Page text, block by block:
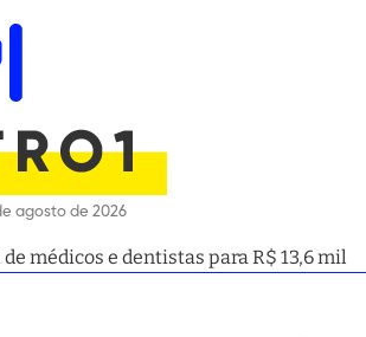
agosto de 2026
médicos e dentistas para R$ 13,6 mil